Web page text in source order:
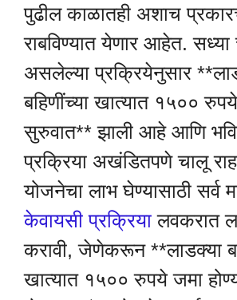
पुढील काळातही अशाच
राबविण्यात येणार आहेत.
असलेल्या प्रक्रियेनुसार
बहिणींच्या खात्यात १५००
सुरुवात** झाली आहे आणि
प्रक्रिया अखंडितपणे चालू
योजनेचा लाभ घेण्यासाठी सर्व
केवायसी प्रक्रिया लवकरात
करावी, जेणेकरून **लाडक्या
खात्यात १५०० रुपये जमा